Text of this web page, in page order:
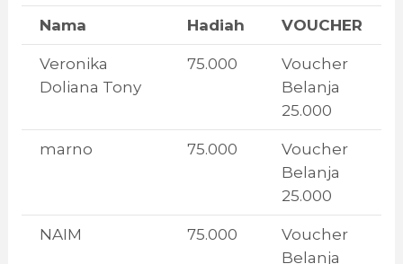
Nama Hadiah VOUCHER
Veronika
Doliana Tony
75.000
Voucher
Belanja
25.000
marno 75.000
Voucher
Belanja
25.000
NAIM 75.000
Voucher
Belanja